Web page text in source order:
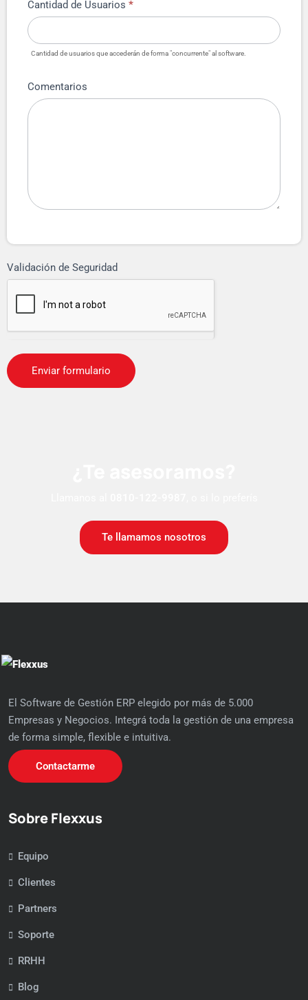
Cantidad de Usuarios *
Cantidad de usuarios que accederán de forma "concurrente" al software.
Comentarios
Validación de Seguridad
Te llamamos nosotros
El Software de Gestión ERP elegido por más de 5.000
Empresas y Negocios. Integrá toda la gestión de una empresa
de forma simple, flexible e intuitiva.
Contactarme
Sobre Flexxus
Equipo
Clientes
Partners
Soporte
RRHH
Blog